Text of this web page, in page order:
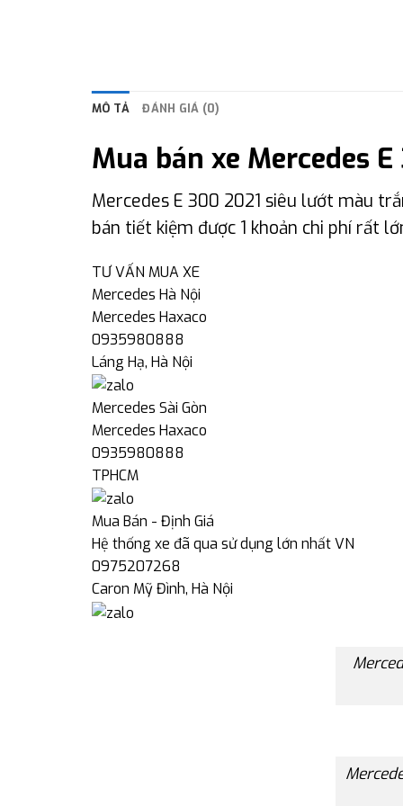
MÔ TẢ ĐÁNH GIÁ (0)
Mua bán xe Mercedes
Mercedes E 300 2021 siêu lướt màu
bán tiết kiệm được 1 khoản chi phí rất
TƯ VẤN MUA XE
Mercedes Hà Nội
Mercedes Haxaco
0935980888
Láng Hạ, Hà Nội
Mercedes Sài Gòn
Mercedes Haxaco
0935980888
TPHCM
Mua Bán - Định Giá
Hệ thống xe đã qua sử dụng lớn nhất VN
0975207268
Caron Mỹ Đình, Hà Nội